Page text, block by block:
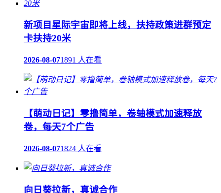
新项目星际宇宙即将上线，扶持政策进群预定
卡扶持20米
2026-08-071891 人在看
【萌动日记】零撸简单，卷轴模式加速释放
卷，每天7个广告
2026-08-071824 人在看
向日葵拉新，真诚合作